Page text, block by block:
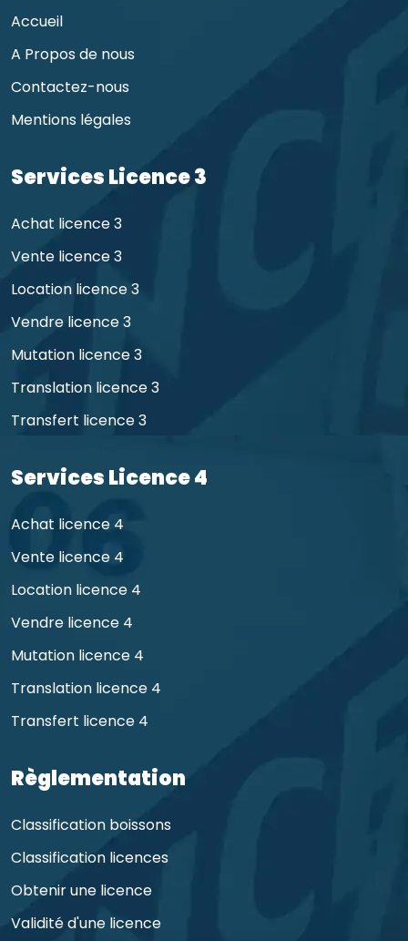
Accueil
A Propos de nous
Contactez-nous
Mentions légales
Services Licence 3
Achat licence 3
Vente licence 3
Location licence 3
Vendre licence 3
Mutation licence 3
Translation licence 3
Transfert licence 3
Services Licence 4
Achat licence 4
Vente licence 4
Location licence 4
Vendre licence 4
Mutation licence 4
Translation licence 4
Transfert licence 4
Règlementation
Classification boissons
Classification licences
Obtenir une licence
Validité d'une licence